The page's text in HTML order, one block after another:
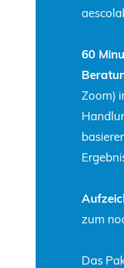
60
Zoom)
zum
Das